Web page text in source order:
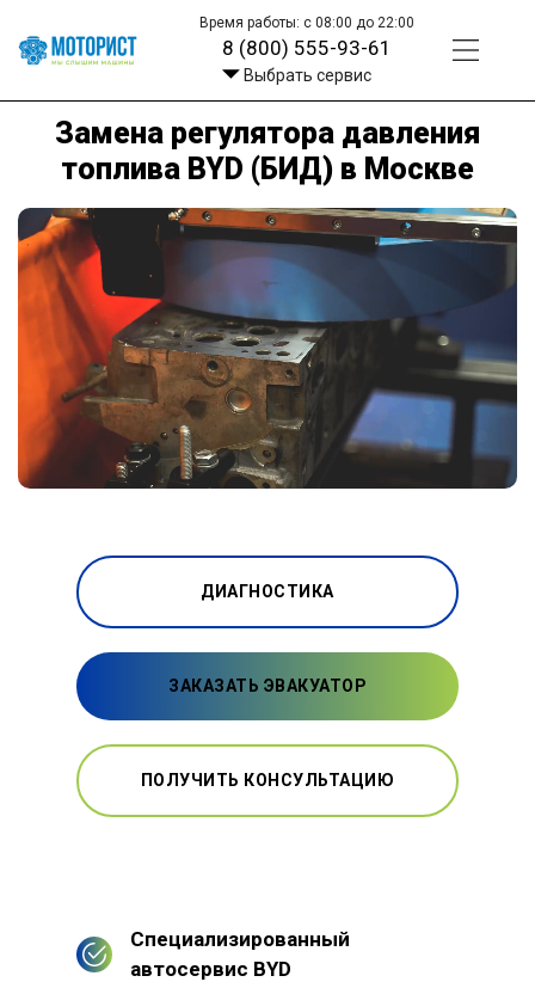
Время работы: с 08:00 до 22:00
8 (800) 555-93-61
Выбрать сервис
Замена регулятора давления
топлива BYD (БИД) в Москве
ДИАГНОСТИКА
ЗАКАЗАТЬ ЭВАКУАТОР
ПОЛУЧИТЬ КОНСУЛЬТАЦИЮ
Специализированный
автосервис BYD